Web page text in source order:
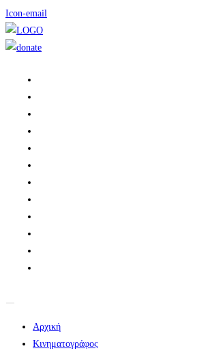
Icon-email
Αρχική
Κινηματογράφος